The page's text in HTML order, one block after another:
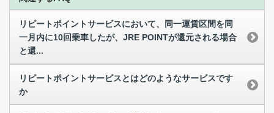
リピートポイントサービスにおいて、同一運賃区間を同
一月内に10回乗車したが、JRE POINTが還元される場合
と還...
リピートポイントサービスとはどのようなサービスです
か